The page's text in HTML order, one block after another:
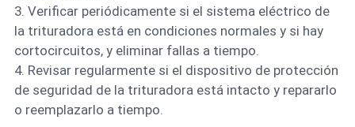
3. Verificar periódicamente si el sistema eléctrico de
la trituradora está en condiciones normales y si hay
cortocircuitos, y eliminar fallas a tiempo.
4. Revisar regularmente si el dispositivo de protección
de seguridad de la trituradora está intacto y repararlo
o reemplazarlo a tiempo.